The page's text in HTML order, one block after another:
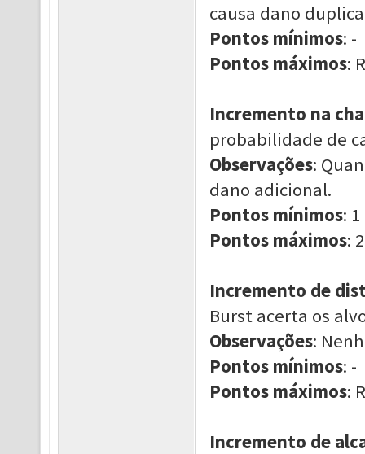
causa dano
Pontos mínimos: -
Pontos máximos:
Incremento na
probabilidade de
Observações:
dano adicional.
Pontos mínimos: 1
Pontos máximos:
Incremento de
Burst acerta os
Observações:
Pontos mínimos: -
Pontos máximos:
Incremento de